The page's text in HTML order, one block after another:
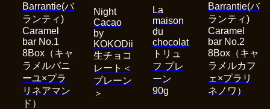
Barrantie(バ
ランティ)
Caramel
bar No.1
8Box（キャ
ラメルバニ
ーユ×プラ
リネアマン
ド）
Night
Cacao
by
KOKODii
生チョコ
レート＜
プレーン
＞
La
maison
du
chocolat
トリュ
フ プレ
ーン
90g
Barrantie(バ
ランティ)
Caramel
bar No.2
8Box（キャ
ラメルカフ
ェ×プラリ
ネノワ）